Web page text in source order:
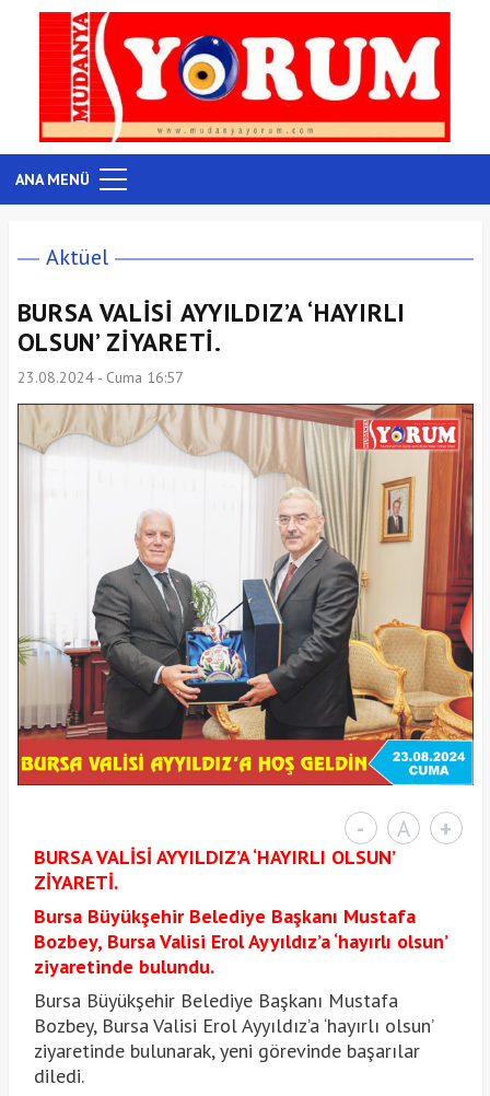
ANA MENÜ
Aktüel
BURSA VALİSİ AYYILDIZ’A ‘HAYIRLI
OLSUN’ ZİYARETİ.
23.08.2024 - Cuma 16:57
- A +
BURSA VALİSİ AYYILDIZ’A ‘HAYIRLI OLSUN’
ZİYARETİ.
Bursa Büyükşehir Belediye Başkanı Mustafa
Bozbey, Bursa Valisi Erol Ayyıldız’a ‘hayırlı olsun’
ziyaretinde bulundu.
Bursa Büyükşehir Belediye Başkanı Mustafa
Bozbey, Bursa Valisi Erol Ayyıldız’a ‘hayırlı olsun’
ziyaretinde bulunarak, yeni görevinde başarılar
diledi.